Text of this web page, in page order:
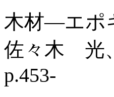
木材―エポ
佐々木 光
p.453-